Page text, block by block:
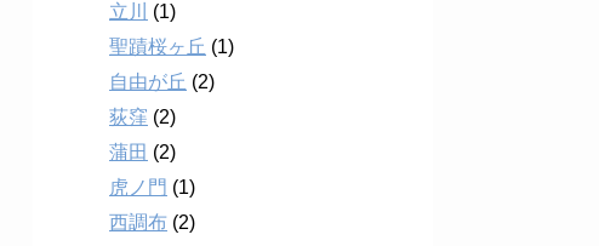
立川
(1)
聖蹟桜ヶ丘 (1)
自由が丘 (2)
荻窪 (2)
蒲田 (2)
虎ノ門 (1)
西調布 (2)